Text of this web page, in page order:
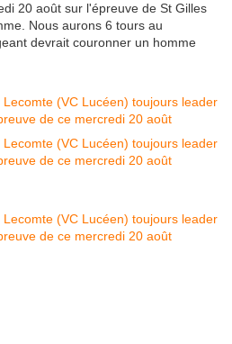
20 août sur l'épreuve de St Gilles
Nous aurons 6 tours au
devrait couronner un homme